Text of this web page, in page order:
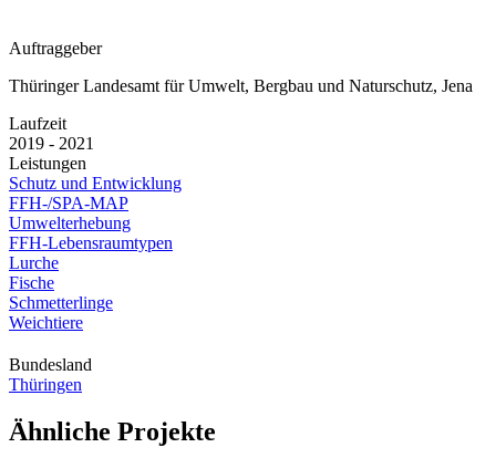
Auftraggeber
Thüringer Landesamt für Umwelt, Bergbau und Naturschutz, Jena
Laufzeit
2019 - 2021
Leistungen
Schutz und Entwicklung
FFH-/SPA-MAP
Umwelterhebung
FFH-Lebensraumtypen
Lurche
Fische
Schmetterlinge
Weichtiere
Bundesland
Thüringen
Ähnliche Projekte